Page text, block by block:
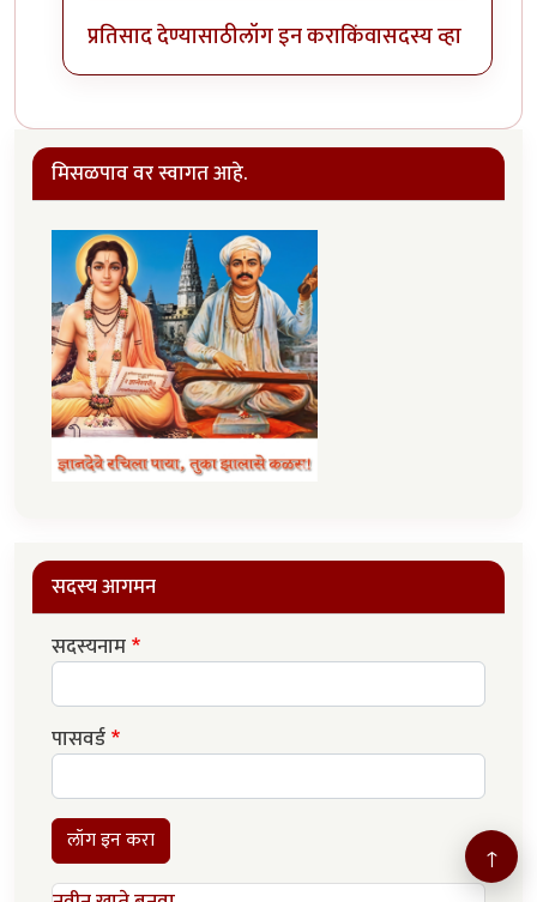
प्रतिसाद देण्यासाठीलॉग इन कराकिंवासदस्य व्हा
मिसळपाव वर स्वागत आहे.
सदस्य आगमन
सदस्यनाम
पासवर्ड
लॉग इन करा ↑